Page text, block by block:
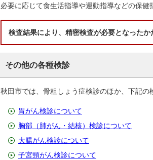
必要に応じて食生活指導や運動指導などの保健
検査結果により、精密検査が必要となった
その他の各種検診
秋田市では、骨粗しょう症検診のほか、下記の
胃がん検診について
胸部（肺がん・結核）検診について
大腸がん検診について
子宮頸がん検診について